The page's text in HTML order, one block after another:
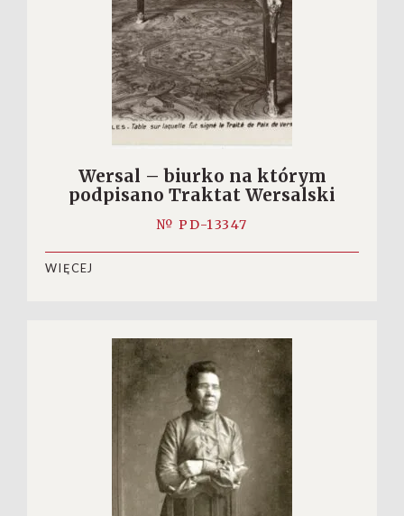
Wersal – biurko na którym
podpisano Traktat Wersalski
№ PD-13347
WIĘCEJ